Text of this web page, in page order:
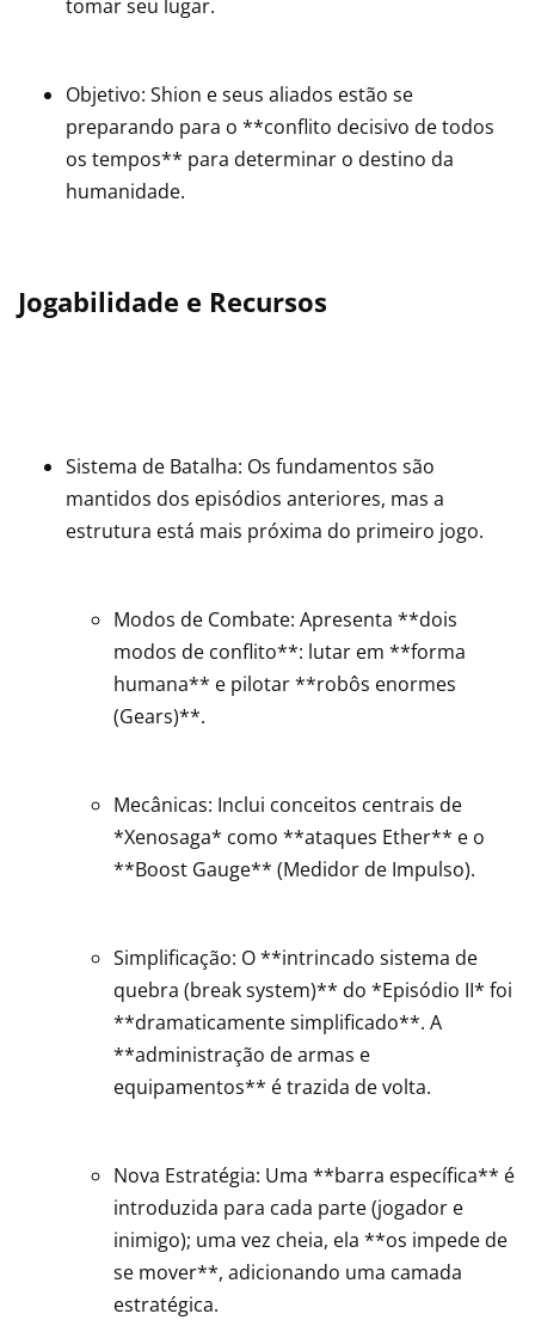
tomar seu lugar.
Objetivo: Shion e seus aliados estão se
preparando para o **conflito decisivo de todos
os tempos** para determinar o destino da
humanidade.
Jogabilidade e Recursos
Sistema de Batalha: Os fundamentos são
mantidos dos episódios anteriores, mas a
estrutura está mais próxima do primeiro jogo.
Modos de Combate: Apresenta **dois
modos de conflito**: lutar em **forma
humana** e pilotar **robôs enormes
(Gears)**.
Mecânicas: Inclui conceitos centrais de
*Xenosaga* como **ataques Ether** e o
**Boost Gauge** (Medidor de Impulso).
Simplificação: O **intrincado sistema de
quebra (break system)** do *Episódio II* foi
**dramaticamente simplificado**. A
**administração de armas e
equipamentos** é trazida de volta.
Nova Estratégia: Uma **barra específica** é
introduzida para cada parte (jogador e
inimigo); uma vez cheia, ela **os impede de
se mover**, adicionando uma camada
estratégica.